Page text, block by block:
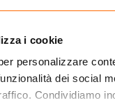
i cookie
personalizzare
dei social
Condividiamo